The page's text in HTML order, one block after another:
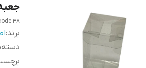
48
برند: